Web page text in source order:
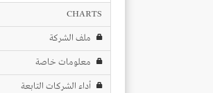
CHARTS
ملف الشركة
معلومات خاصة
أداء الشركات التابعة